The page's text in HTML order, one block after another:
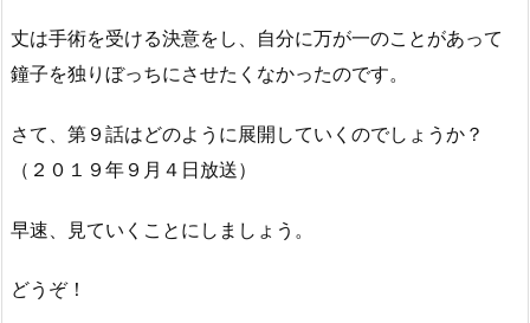
丈は手術を受ける決意をし、自分に万が一のことがあって
鐘子を独りぼっちにさせたくなかったのです。
さて、第９話はどのように展開していくのでしょうか？
（２０１９年９月４日放送）
早速、見ていくことにしましょう。
どうぞ！